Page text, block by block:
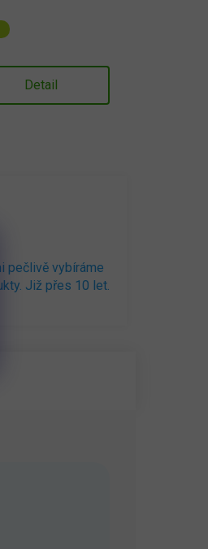
Detail
pečlivě vybíráme
Již přes 10 let.